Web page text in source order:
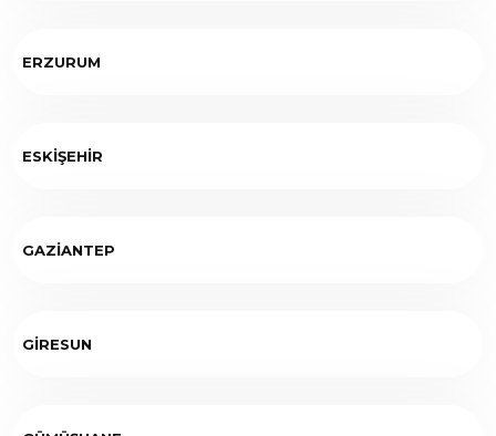
ERZURUM
ESKİŞEHİR
GAZİANTEP
GİRESUN